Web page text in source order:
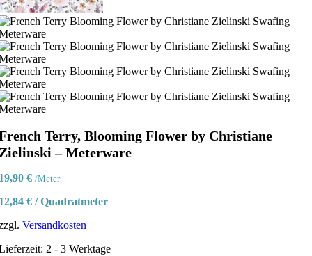
Terry, Blooming Flower by Christiane
– Meterware
€ /Meter
€ /Quadratmeter
Versandkosten
2 - 3 Werktage